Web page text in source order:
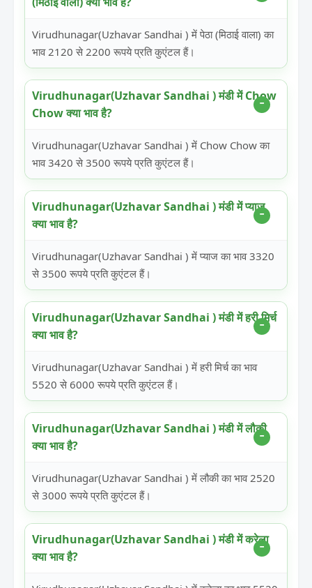
Virudhunagar(Uzhavar Sandhai ) में पेठा (मिठाई वाला) का
भाव 2120 से 2200 रूपये प्रति कुएंटल हैं।
Virudhunagar(Uzhavar Sandhai ) मंडी में Chow
Chow क्या भाव है?
Virudhunagar(Uzhavar Sandhai ) में Chow Chow का
भाव 3420 से 3500 रूपये प्रति कुएंटल हैं।
Virudhunagar(Uzhavar Sandhai ) मंडी में प्याज
क्या भाव है?
Virudhunagar(Uzhavar Sandhai ) में प्याज का भाव 3320
से 3500 रूपये प्रति कुएंटल हैं।
Virudhunagar(Uzhavar Sandhai ) मंडी में हरी मिर्च
क्या भाव है?
Virudhunagar(Uzhavar Sandhai ) में हरी मिर्च का भाव
5520 से 6000 रूपये प्रति कुएंटल हैं।
Virudhunagar(Uzhavar Sandhai ) मंडी में लौकी
क्या भाव है?
Virudhunagar(Uzhavar Sandhai ) में लौकी का भाव 2520
से 3000 रूपये प्रति कुएंटल हैं।
Virudhunagar(Uzhavar Sandhai ) मंडी में करेला
क्या भाव है?